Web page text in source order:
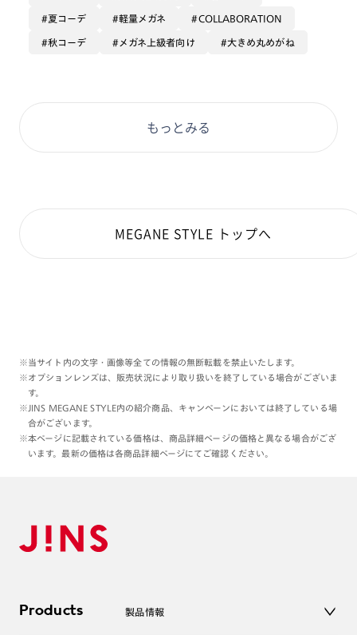
夏コーデ 軽量メガネ COLLABORATION
秋コーデ メガネ上級者向け 大きめ丸めがね
もっとみる
MEGANE STYLE トップへ
※当サイト内の文字・画像等全ての情報の無断転載を禁止いたします。
※オプションレンズは、販売状況により取り扱いを終了している場合がございま
す。
※JINS MEGANE STYLE内の紹介商品、キャンペーンにおいては終了している場
合がございます。
※本ページに記載されている価格は、商品詳細ページの価格と異なる場合がござ
います。最新の価格は各商品詳細ページにてご確認ください。
Products 製品情報